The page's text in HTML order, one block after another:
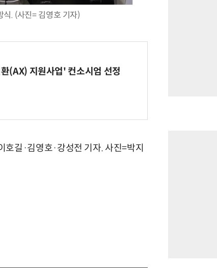
. (사진= 김영호 기자)
(AX) 지원사업' 컨소시엄 선정
길·김영호·강성전 기자. 사진=박지